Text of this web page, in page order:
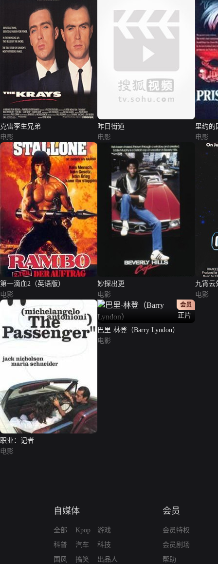
克雷孪生兄弟
电影
昨日街道
电影
里约的
电影
第一滴血2（英语版）
电影
妙探出更
电影
九宵云
电影
职业：记者
电影
正片
会员
巴里·林登（Barry Lyndon）
电影
自媒体
全部
科普
国风
Kpop
汽车
搞笑
游戏
科技
出品人
会员
会员特权
会员剧场
帮助